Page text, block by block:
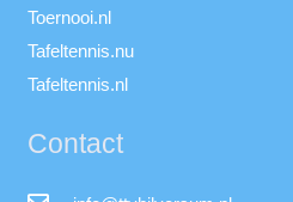
Toernooi.nl
Tafeltennis.nu
Tafeltennis.nl
Contact